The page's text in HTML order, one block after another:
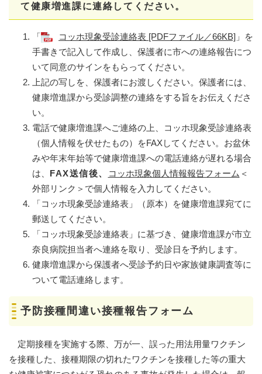
て健康増進課に連絡してください。
「 コッホ現象受診連絡表 [PDFファイル／66KB] 」を
手書きで記入して作成し、保護者に市への連絡報告につ
いて同意のサインをもらってください。
上記の写しを、保護者にお渡しください。保護者には、
健康増進課から受診調整の連絡をする旨をお伝えくださ
い。
電話で健康増進課へご連絡の上、コッホ現象受診連絡表
（個人情報を伏せたもの）を​FAXしてください。お盆休
みや年末年始等で健康増進課への電話連絡が遅れる場合
は、 FAX送信後、 コッホ現象個人情報報告フォーム ＜
外部リンク＞ で個人情報を入力してください。
「コッホ現象受診連絡表」（原本）を健康増進課宛てに
郵送してください。
「コッホ現象受診連絡表」に基づき、健康増進課が市立
奈良病院担当者へ連絡を取り、受診日を予約します。
健康増進課から保護者へ受診予約日や家族健康調査等に
ついて電話連絡します。
予防接種間違い接種報告フォーム
定期接種を実施する際、万が一、誤った用法用量ワクチン
を接種した、接種期限の切れたワクチンを接種した等の重大